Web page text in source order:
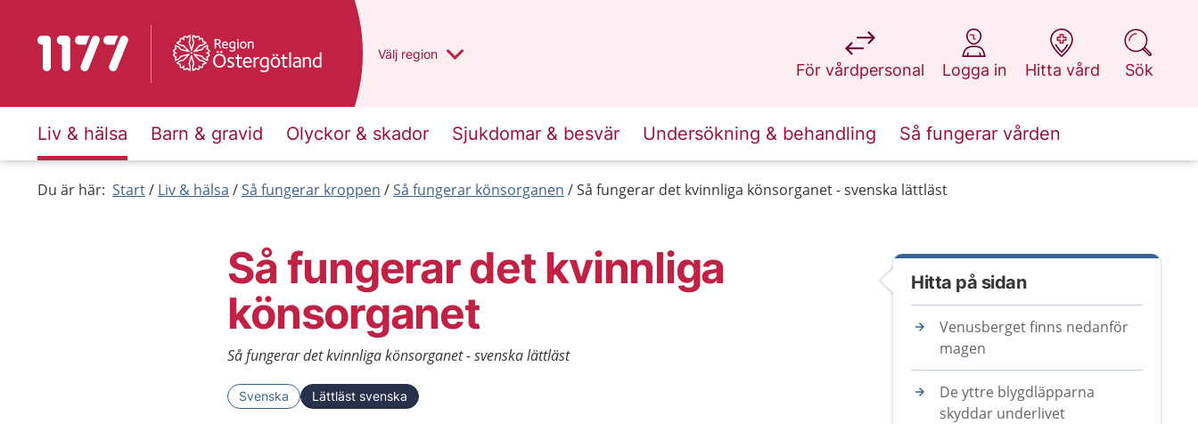
Till startsidan för 1177 Du har valt region
Välj en annan
region
För vårdpersonal
på 1177.se
Logga in
på 1177.se
Hitta vård
på 1177.se
Sök
på 1177.se
Liv & hälsa Barn & gravid Olyckor & skador Sjukdomar & besvär Undersökning & behandling Så fungerar vården
Du är här: Start Liv & hälsa Så fungerar kroppen Så fungerar könsorganen Så fungerar det kvinnliga könsorganet - svenska lättläst
Så fungerar det kvinnliga
könsorganet
Så fungerar det kvinnliga könsorganet - svenska lättläst
Svenska Lättläst svenska
Hitta på sidan
Venusberget finns nedanför
magen
De yttre blygdläpparna
skyddar underlivet